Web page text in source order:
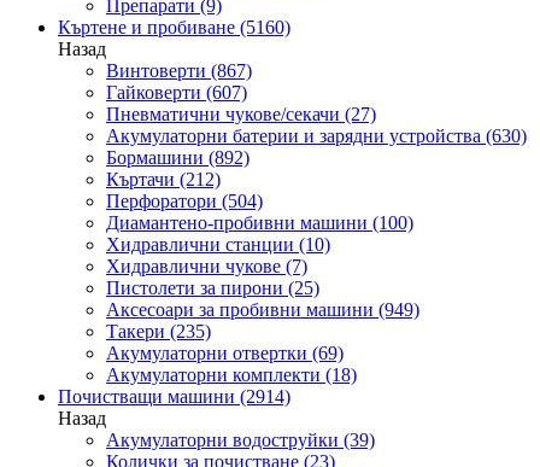
Препарати (9)
Къртене и пробиване (5160)
Назад
Винтоверти (867)
Гайковерти (607)
Пневматични чукове/секачи (27)
Акумулаторни батерии и зарядни устройства (630)
Бормашини (892)
Къртачи (212)
Перфоратори (504)
Диамантено-пробивни машини (100)
Хидравлични станции (10)
Хидравлични чукове (7)
Пистолети за пирони (25)
Аксесоари за пробивни машини (949)
Такери (235)
Акумулаторни отвертки (69)
Акумулаторни комплекти (18)
Почистващи машини (2914)
Назад
Акумулаторни водоструйки (39)
Колички за почистване (23)